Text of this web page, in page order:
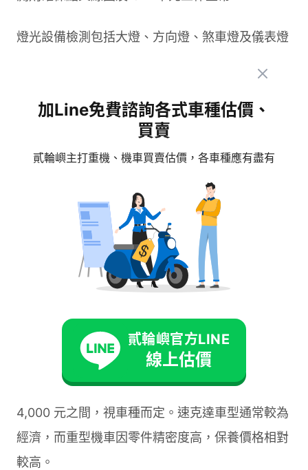
加Line免費諮詢各式車種估價、
買賣
貳輪嶼主打重機、機車買賣估價，各車種應有盡有
貳輪嶼官方LINE
線上估價
燈光設備檢測包括大燈、方向燈、煞車燈及儀表燈
射角度，確保最佳照明效果而不影響對向來車。
完整的機車保養項目能讓您的愛車保持最佳狀態，
建議的保養週期，定期到專業維修廠進行大保養，
避免因小問題釀成大故障。
機車大保養費用分析與省
錢技巧
了解機車保養價格是每位車主的實用知識。一般來
說，完整大保養費用在市場上約落在 1,500 至
4,000 元之間，視車種而定。速克達車型通常較為
經濟，而重型機車因零件精密度高，保養價格相對
較高。